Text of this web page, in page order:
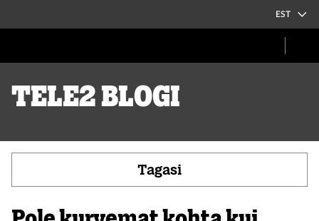
EST
Tele2 blogi
Tagasi